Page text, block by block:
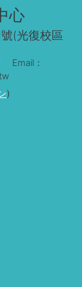
心
(光復校區
Email：
)